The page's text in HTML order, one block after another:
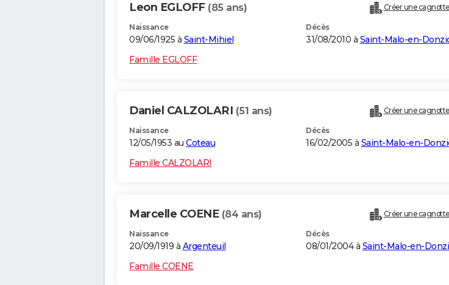
Leon EGLOFF (85 ans) Créer une
Naissance
09/06/1925 à Saint-Mihiel
Décès
31/08/2010 à Saint-Malo-en-
Famille EGLOFF
Daniel CALZOLARI (51 ans) Créer une
Naissance
12/05/1953 au Coteau
Décès
16/02/2005 à Saint-Malo-en-
Famille CALZOLARI
Marcelle COENE (84 ans) Créer une
Naissance
20/09/1919 à Argenteuil
Décès
08/01/2004 à Saint-Malo-en-
Famille COENE